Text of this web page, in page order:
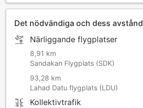
Det nödvändiga och dess avstånd
Närliggande flygplatser
8,91 km
Sandakan Flygplats (SDK)
93,28 km
Lahad Datu flygplats (LDU)
Kollektivtrafik